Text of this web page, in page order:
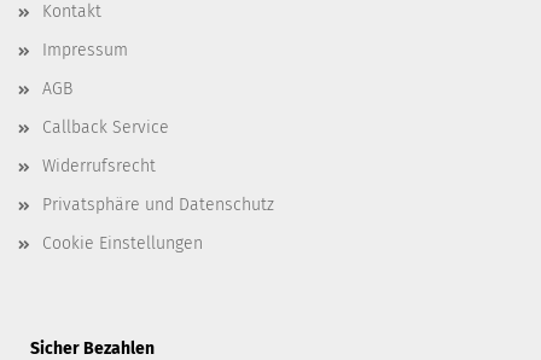
Kontakt
Impressum
AGB
Callback Service
Widerrufsrecht
Privatsphäre und Datenschutz
Cookie Einstellungen
Sicher Bezahlen